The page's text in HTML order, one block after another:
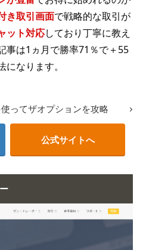
き取引画面で戦略的な取引が
ット対応しており丁寧に教え
事は1ヵ月で勝率71％で＋55
なります。
ってザオプションを攻略
公式サイトへ